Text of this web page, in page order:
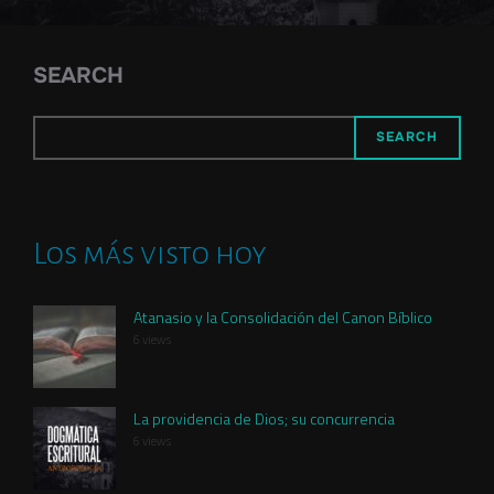
SEARCH
SEARCH
Los más visto hoy
Atanasio y la Consolidación del Canon Bíblico
6 views
La providencia de Dios; su concurrencia
6 views